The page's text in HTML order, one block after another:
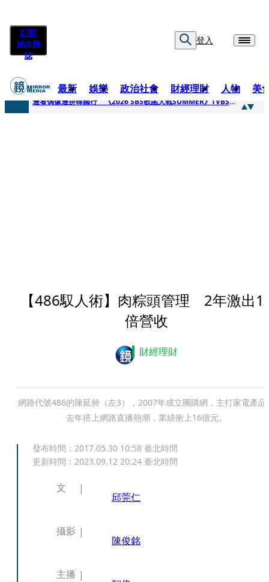
訂閱
紙本雜
誌
登入
最新 娛樂 政治社會 財經理財 人物 美
快訊
邊看偶像邊拚韓國行 《2026 SBS歌謠大戰SUMMER》TVBS直播祭追星福利
【486馭人術】肉粽頭管理 2年激出
倍營收
財經理財
網路代號486的陳延昶（左3），2007年成立團購網，主打家電產品
去年搭上網路直播熱潮，業績衝上16億元。
發布時間： 2017.05.30 10:58 臺北時間
更新時間： 2023.09.12 20:24 臺北時間
文
邱莞仁
攝影
陳俊銘
主播